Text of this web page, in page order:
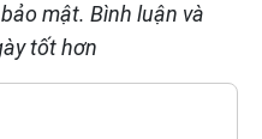
mật. Bình luận và
tốt hơn